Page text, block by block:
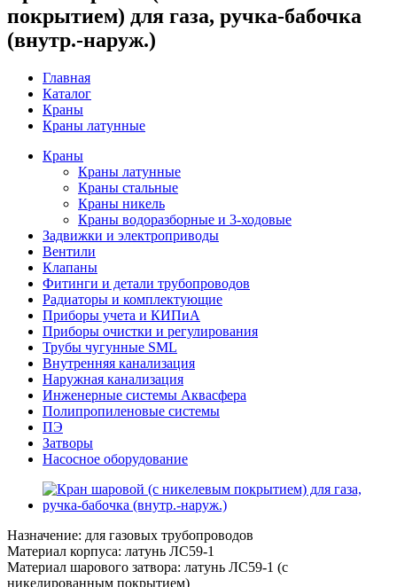
покрытием) для газа, ручка-бабочка
(внутр.-наруж.)
Главная
Каталог
Краны
Краны латунные
Краны
Краны латунные
Краны стальные
Краны никель
Краны водоразборные и 3-ходовые
Задвижки и электроприводы
Вентили
Клапаны
Фитинги и детали трубопроводов
Радиаторы и комплектующие
Приборы учета и КИПиА
Приборы очистки и регулирования
Трубы чугунные SML
Внутренняя канализация
Наружная канализация
Инженерные системы Аквасфера
Полипропиленовые системы
ПЭ
Затворы
Насосное оборудование
Назначение: для газовых трубопроводов
Материал корпуса: латунь ЛС59-1
Материал шарового затвора: латунь ЛС59-1 (с
никелированным покрытием)